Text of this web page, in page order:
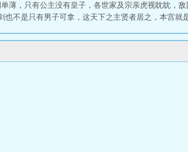
薄，只有公主没有皇子，各世家及宗亲虎视眈眈，敌
不是只有男子可拿，这天下之主贤者居之，本宫就
影阁统领萧封离却一直往自己身边凑。后来，帝九
………… 休夫灭妾，重生嫡公主杀疯了！